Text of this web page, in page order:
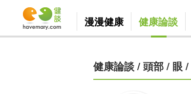
漫漫健康 健康論談
健康論談/ 頭部/ 眼 /